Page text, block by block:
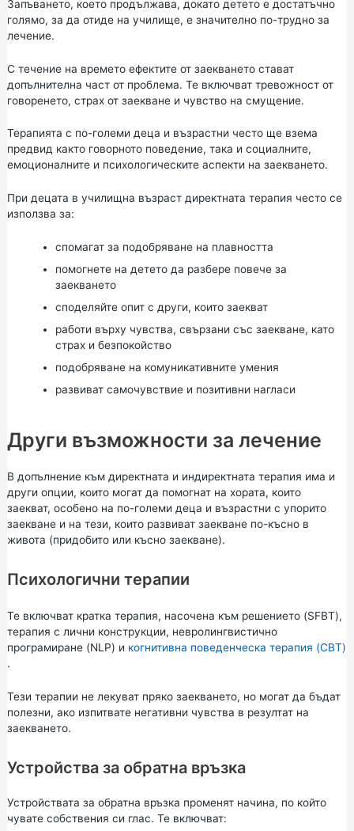
Запъването, което продължава, докато детето е достатъчно
голямо, за да отиде на училище, е значително по-трудно за
лечение.
С течение на времето ефектите от заекването стават
допълнителна част от проблема. Те включват тревожност от
говоренето, страх от заекване и чувство на смущение.
Терапията с по-големи деца и възрастни често ще взема
предвид както говорното поведение, така и социалните,
емоционалните и психологическите аспекти на заекването.
При децата в училищна възраст директната терапия често се
използва за:
спомагат за подобряване на плавността
помогнете на детето да разбере повече за
заекването
споделяйте опит с други, които заекват
работи върху чувства, свързани със заекване, като
страх и безпокойство
подобряване на комуникативните умения
развиват самочувствие и позитивни нагласи
Други възможности за лечение
В допълнение към директната и индиректната терапия има и
други опции, които могат да помогнат на хората, които
заекват, особено на по-големи деца и възрастни с упорито
заекване и на тези, които развиват заекване по-късно в
живота (придобито или късно заекване).
Психологични терапии
Те включват кратка терапия, насочена към решението (SFBT),
терапия с лични конструкции, невролингвистично
програмиране (NLP) и когнитивна поведенческа терапия (CBT)
.
Тези терапии не лекуват пряко заекването, но могат да бъдат
полезни, ако изпитвате негативни чувства в резултат на
заекването.
Устройства за обратна връзка
Устройствата за обратна връзка променят начина, по който
чувате собствения си глас. Те включват: